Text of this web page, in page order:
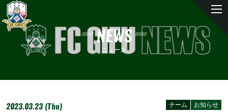
NEWS
ニュース
2023.03.23 (Thu) お知らせ
チーム